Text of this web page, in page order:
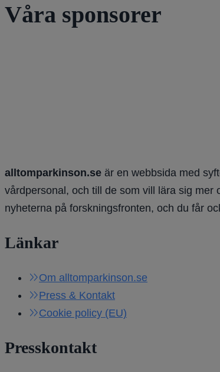
Våra sponsorer
alltomparkinson.se är en webbsida med
vårdpersonal, och till de som vill lära sig
nyheterna på forskningsfronten, och du får
Länkar
Om alltomparkinson.se
Press & Kontakt
Cookie policy (EU)
Presskontakt